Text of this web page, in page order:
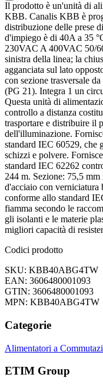
Il prodotto è un'unità di
KBB. Canalis KBB è
distribuzione delle prese
d'impiego è di 40A a 35
230VAC A 400VAC 50/
sinistra della linea; la
agganciata sul lato
con sezione trasversale
(PG 21). Integra 1 un
Questa unità di
controllo a distanza
trasportare e distribuire
dell'illuminazione.
standard IEC 60529, che
schizzi e polvere.
standard IEC 62262
244 m. Sezione: 75,5
d'acciaio con
conforme allo standard
fiamma secondo le
gli isolanti e le materie
migliori capacità di
Codici prodotto
SKU: KBB40ABG4TW
EAN: 3606480001093
GTIN: 3606480001093
MPN: KBB40ABG4TW
Categorie
Alimentatori a
ETIM Group